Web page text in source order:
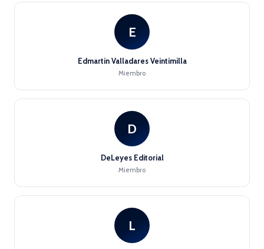
E
Edmartin Valladares Veintimilla
Miembro
D
DeLeyes Editorial
Miembro
L